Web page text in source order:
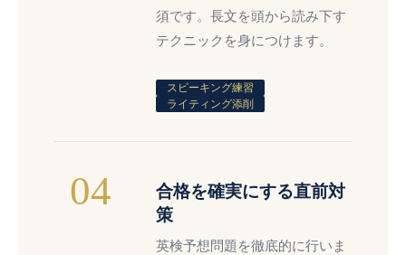
須です。長文を頭から読み下す
テクニックを身につけます。
スピーキング練習
ライティング添削
04
合格を確実にする直前対
策
英検予想問題を徹底的に行いま